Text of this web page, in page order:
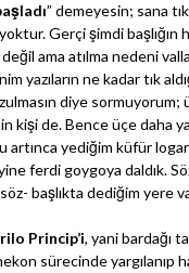
” demeyesin; sana
Gerçi şimdi başlığın
ama atılma nedeni
yazıların ne kadar tık
diye sormuyorum;
kişi de. Bence üçe daha
artınca yediğim küfür
ferdi goygoya daldık.
başlıkta dediğim yere
Princip’i, yani bardağı
sürecinde yargılanıp